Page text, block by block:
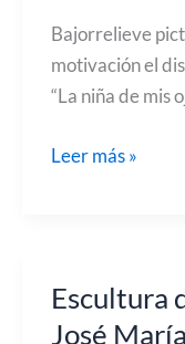
Bajorrelieve
motivación el
“La niña de mis
Escultura
el
Leer más »
Escultura
José